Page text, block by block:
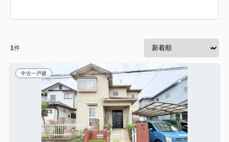
1件
中古一戸建